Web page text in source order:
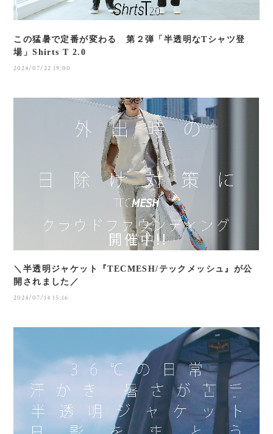
この猛暑で定番が変わる 第２弾「半透明なTシャツ登
場」Shirts T 2.0
2024/07/22 19:00
＼半透明ジャケット『TECMESH/テックメッシュ』が公
開されました／
2024/07/14 15:16